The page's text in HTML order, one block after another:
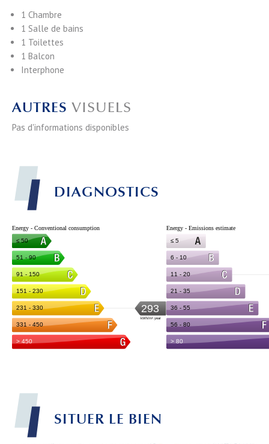
1 Chambre
1 Salle de bains
1 Toilettes
1 Balcon
Interphone
AUTRES VISUELS
Pas d'informations disponibles
DIAGNOSTICS
SITUER LE BIEN